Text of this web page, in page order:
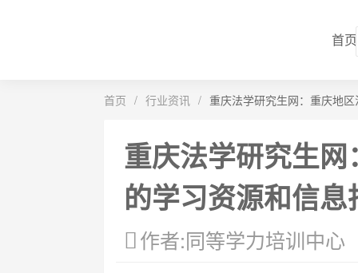
首页
首页 / 行业资讯 / 重庆法学研究生网：重庆地
重庆法学研究生
的学习资源和信息
作者:同等学力培训中心